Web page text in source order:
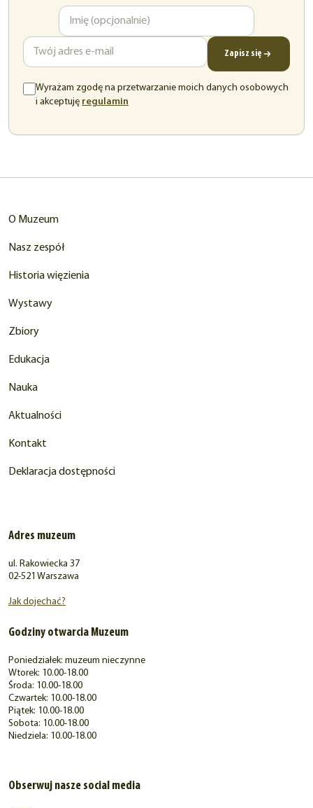
Zapisz się
Wyrażam zgodę na przetwarzanie moich danych osobowych
i akceptuję regulamin
O Muzeum
Nasz zespół
Historia więzienia
Wystawy
Zbiory
Edukacja
Nauka
Aktualności
Kontakt
Deklaracja dostępności
Adres muzeum
ul. Rakowiecka 37
02-521 Warszawa
Jak dojechać?
Godziny otwarcia Muzeum
Poniedziałek: muzeum nieczynne
Wtorek: 10.00-18.00
Środa: 10.00-18.00
Czwartek: 10.00-18.00
Piątek: 10.00-18.00
Sobota: 10.00-18.00
Niedziela: 10.00-18.00
Obserwuj nasze social media